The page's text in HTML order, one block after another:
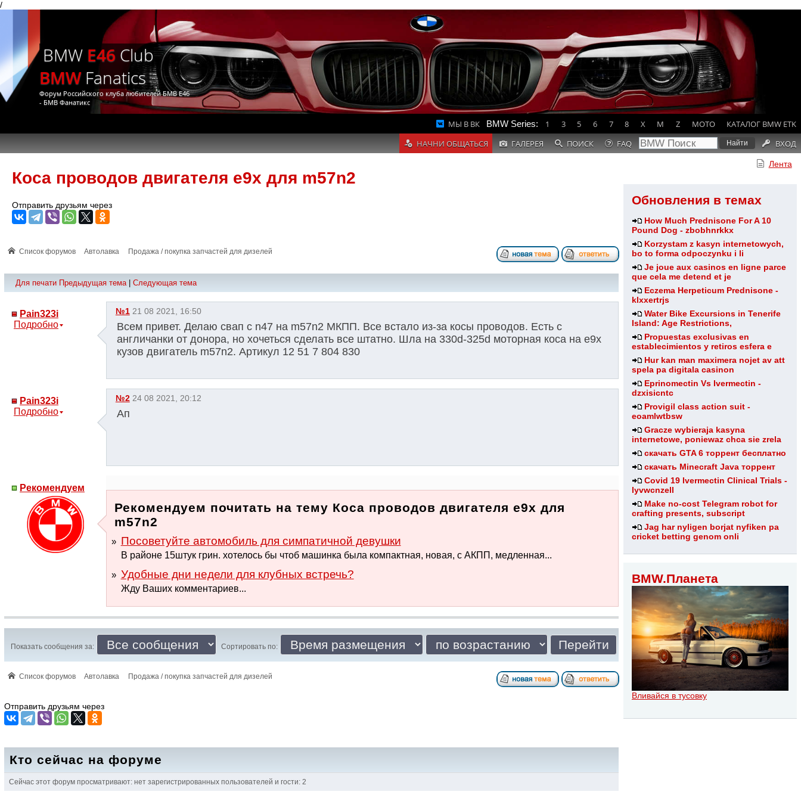
/
BMW E46 Club
BMWFanatics
Форум Российского клуба любителей БМВ Е46
- БМВ Фанатикс
МЫ В ВК BMW Series: 1 3 5 6 7 8 X M Z MOTO
КАТАЛОГ BMW ETK
НАЧНИ ОБЩАТЬСЯ
ГАЛЕРЕЯ ПОИСК FAQ ВХОД
Лента
Обновления в темах
How Much Prednisone For A 10
Pound Dog - zbobhnrkkx
Korzystam z kasyn internetowych,
bo to forma odpoczynku i li
Je joue aux casinos en ligne parce
que cela me detend et je
Eczema Herpeticum Prednisone -
klxxertrjs
Water Bike Excursions in Tenerife
Island: Age Restrictions,
Propuestas exclusivas en
establecimientos y retiros esfera e
Hur kan man maximera nojet av att
spela pa digitala casinon
Eprinomectin Vs Ivermectin -
dzxisicntc
Provigil class action suit -
eoamlwtbsw
Gracze wybieraja kasyna
internetowe, poniewaz chca sie zrela
скачать GTA 6 торрент бесплатно
скачать Minecraft Java торрент
Covid 19 Ivermectin Clinical Trials -
lyvwcnzell
Make no-cost Telegram robot for
crafting presents, subscript
Jag har nyligen borjat nyfiken pa
cricket betting genom onli
BMW.Планета
Вливайся в тусовку
Коса проводов двигателя e9x для m57n2
Отправить друзьям через
Список форумов Автолавка Продажа / покупка запчастей для дизелей
Для печати Предыдущая тема| Следующая тема
Pain323i
Подробно
№1 21 08 2021, 16:50
Всем привет. Делаю свап c n47 на m57n2 МКПП. Все встало из-за косы проводов. Есть с
англичанки от донора, но хочеться сделать все штатно. Шла на 330d-325d моторная коса на е9х
кузов двигатель m57n2. Артикул 12 51 7 804 830
Pain323i
Подробно
№2 24 08 2021, 20:12
Ап
Рекомендуем
Рекомендуем почитать на тему Коса проводов двигателя e9x для
m57n2
Посоветуйте автомобиль для симпатичной девушки
В районе 15штук грин. хотелось бы чтоб машинка была компактная, новая, с АКПП, медленная...
Удобные дни недели для клубных встречь?
Жду Ваших комментариев...
Показать сообщения за: Сортировать по:
Список форумов Автолавка Продажа / покупка запчастей для дизелей
Отправить друзьям через
Кто сейчас на форуме
Сейчас этот форум просматривают: нет зарегистрированных пользователей и гости: 2